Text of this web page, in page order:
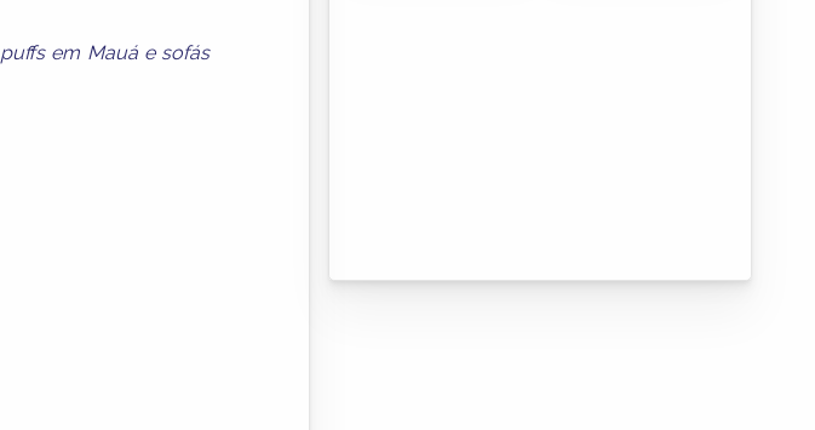
puffs em Mauáe sofás